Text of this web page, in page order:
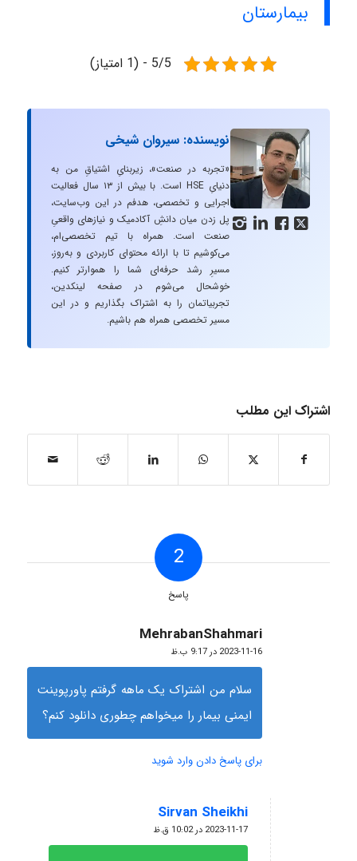
بیمارستان‌
5/5 - (1 امتیاز)
   
نویسنده: سیروان شیخی
«تجربه در صنعت»، زیربنایِ اشتیاقِ من به
دنیایِ HSE است. با بیش از ۱۳ سال فعالیت
اجرایی و تخصصی، هدفم در این وب‌سایت،
پل زدن میان دانشِ آکادمیک و نیازهای واقعیِ
صنعت است. همراه با تیم تخصصی‌ام،
می‌کوشیم تا با ارائه محتوای کاربردی و به‌روز،
مسیرِ رشد حرفه‌ای شما را هموارتر کنیم.
خوشحال می‌شوم در صفحه لینکدین،
تجربیاتمان را به اشتراک بگذاریم و در این
مسیر تخصصی همراه هم باشیم.
اشتراک این مطلب
2
پاسخ
MehrabanShahmari
گفته:
2023-11-16 در 9:17 ب.ظ
سلام من اشتراک یک ماهه گرفتم پاورپوینت
ایمنی بیمار را میخواهم چطوری دانلود کنم؟
برای پاسخ دادن وارد شوید
Sirvan Sheikhi
گفته:
2023-11-17 در 10:02 ق.ظ